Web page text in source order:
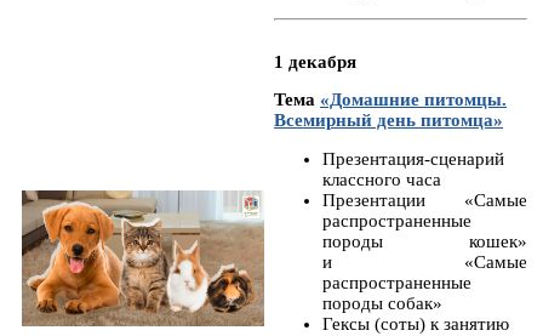
1 декабря
Тема «Домашние питомцы.
Всемирный день питомца»
Презентация-сценарий
классного часа
Презентации «Самые
распространенные
породы кошек»
и «Самые
распространенные
породы собак»
Гексы (соты) к занятию